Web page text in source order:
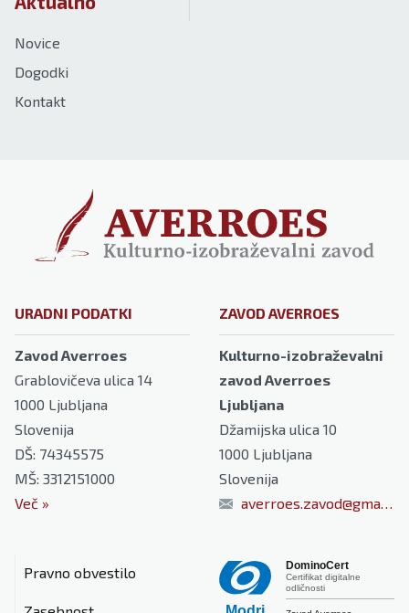
Novice
Dogodki
Kontakt
URADNI PODATKI
Zavod Averroes
Grablovičeva ulica 14
1000 Ljubljana
Slovenija
DŠ: 74345575
MŠ: 3312151000
Več »
ZAVOD AVERROES
Kulturno-izobraževalni
zavod Averroes
Ljubljana
Džamijska ulica 10
1000 Ljubljana
Slovenija
averroes.zavod@gmail.com
Pravno obvestilo DominoCert
Certifikat digitalne
odličnosti